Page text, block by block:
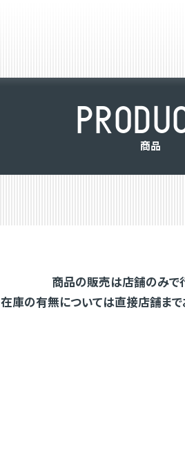
PRODU
商品
商品の販売は店舗のみで
在庫の有無については直接店舗まで